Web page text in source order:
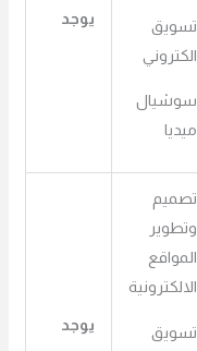
تسويق
الكتروني
سوشيال
ميديا
يوجد
تصميم
وتطوير
المواقع
الالكترونية
تسويق
يوجد